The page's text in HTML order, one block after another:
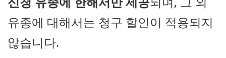
유종에 대해서는 청구 할인이 적용되지
않습니다.